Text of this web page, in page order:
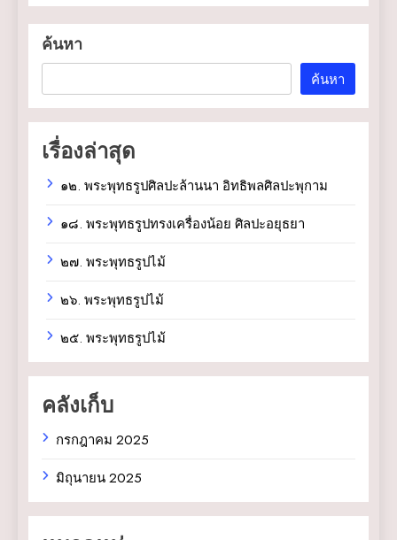
ค้นหา
ค้นหา
เรื่องล่าสุด
๑๒. พระพุทธรูปศิลปะล้านนา อิทธิพลศิลปะพุกาม
๑๘. พระพุทธรูปทรงเครื่องน้อย ศิลปะอยุธยา
๒๗. พระพุทธรูปไม้
๒๖. พระพุทธรูปไม้
๒๕. พระพุทธรูปไม้
คลังเก็บ
กรกฎาคม 2025
มิถุนายน 2025